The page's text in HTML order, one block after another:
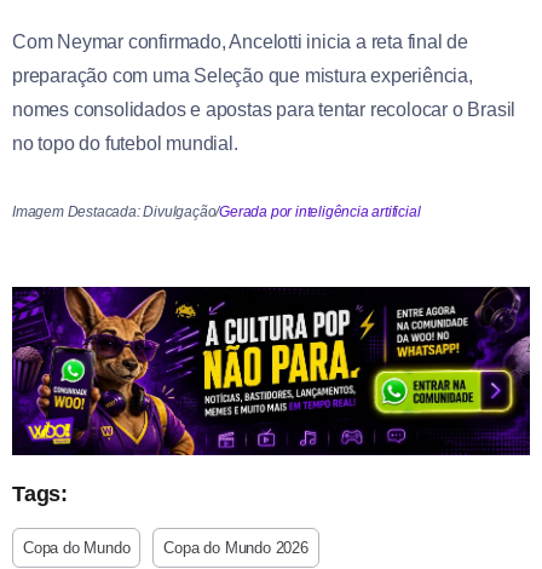
Com Neymar confirmado, Ancelotti inicia a reta final de
preparação com uma Seleção que mistura experiência,
nomes consolidados e apostas para tentar recolocar o Brasil
no topo do futebol mundial.
Imagem Destacada: Divulgação/Gerada por inteligência artificial
Tags:
Copa do Mundo Copa do Mundo 2026